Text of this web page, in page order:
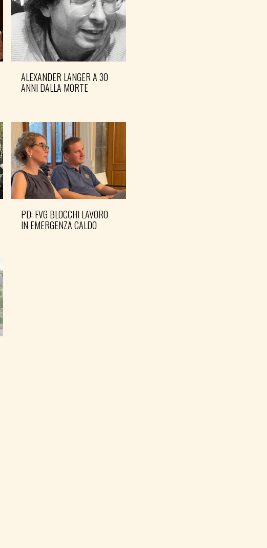
ALEXANDER LANGER A 30
ANNI DALLA MORTE
PD: FVG BLOCCHI LAVORO
IN EMERGENZA CALDO